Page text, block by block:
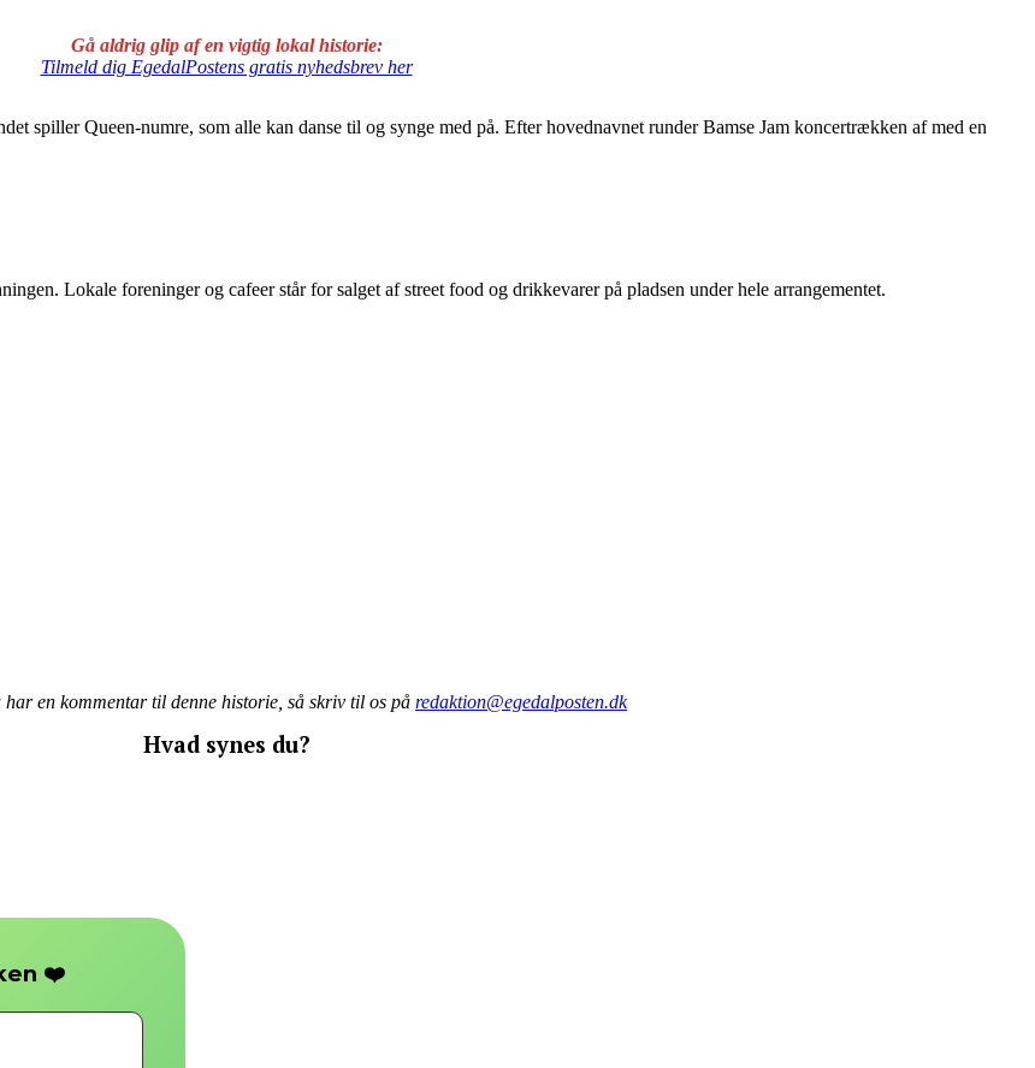
Gå aldrig glip af en vigtig lokal historie:
Tilmeld dig EgedalPostens gratis nyhedsbrev her
spiller Queen-numre, som alle kan danse til og synge med på. Efter hovednavnet runder Bamse Jam koncertrækken af med en
Lokale foreninger og cafeer står for salget af street food og drikkevarer på pladsen under hele arrangementet.
har en kommentar til denne historie, så skriv til os på redaktion@egedalposten.dk
Hvad synes du?
❤️